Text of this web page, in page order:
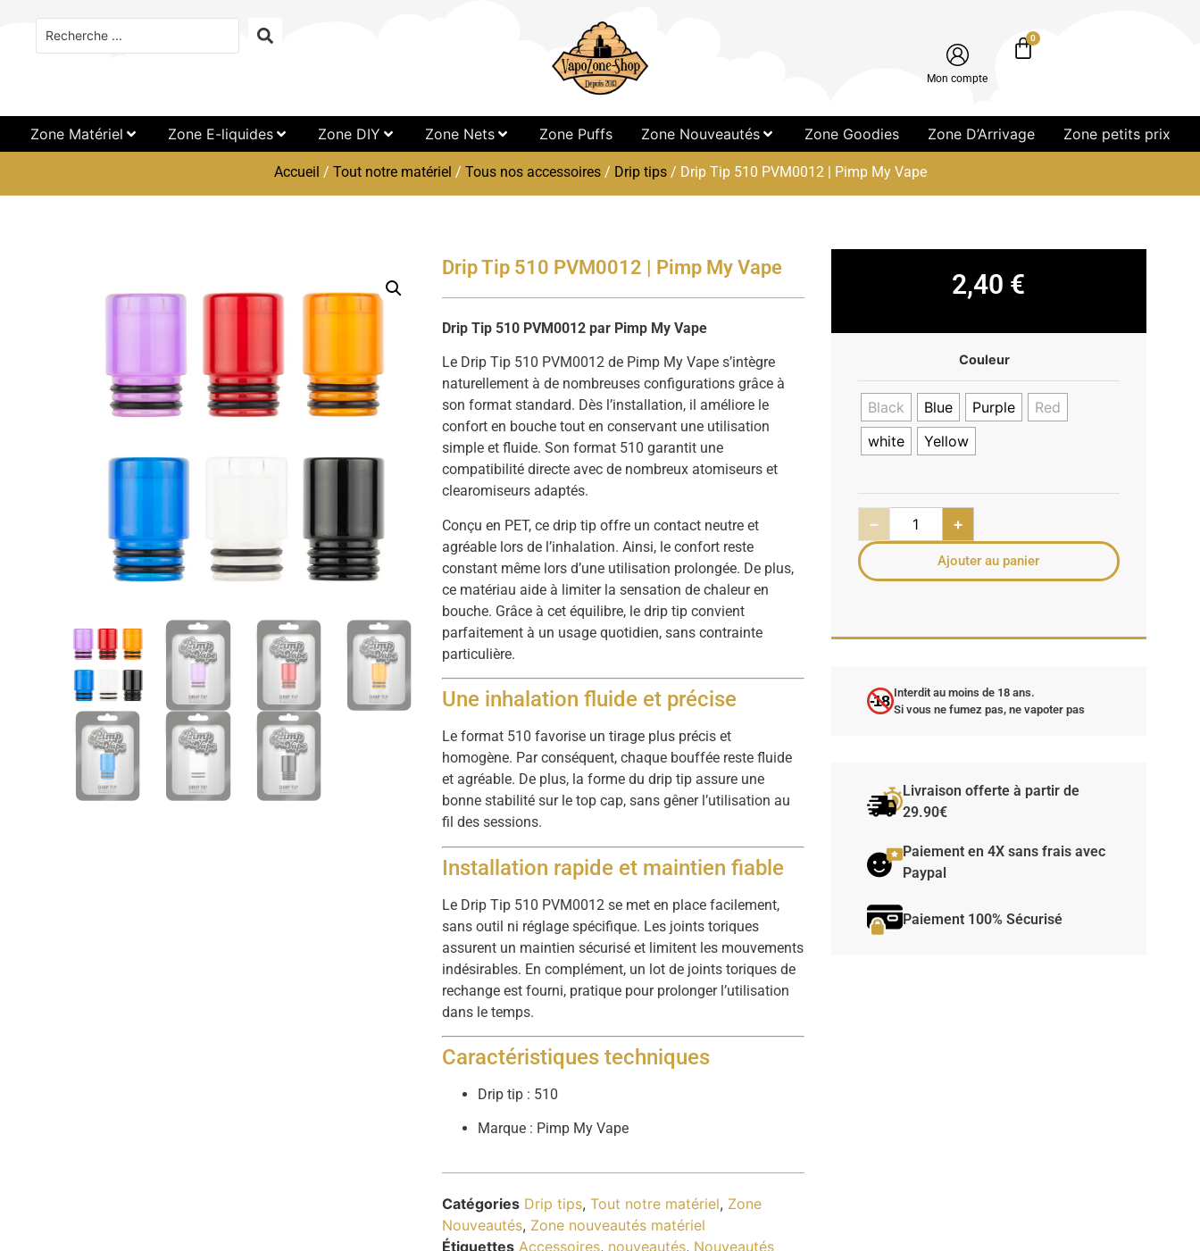
Mon compte
0
Zone Matériel Zone E-liquides Zone DIY Zone Nets Zone Puffs Zone Nouveautés Zone Goodies Zone D’Arrivage Zone petits prix
Accueil / Tout notre matériel / Tous nos accessoires/ Drip tips/ Drip Tip 510 PVM0012 | Pimp My Vape
Drip Tip 510 PVM0012 | Pimp My Vape
Drip Tip 510 PVM0012 par Pimp My Vape
Le Drip Tip 510 PVM0012 de Pimp My Vape s’intègre
naturellement à de nombreuses configurations grâce à
son format standard. Dès l’installation, il améliore le
confort en bouche tout en conservant une utilisation
simple et fluide. Son format 510 garantit une
compatibilité directe avec de nombreux atomiseurs et
clearomiseurs adaptés.
Conçu en PET, ce drip tip offre un contact neutre et
agréable lors de l’inhalation. Ainsi, le confort reste
constant même lors d’une utilisation prolongée. De plus,
ce matériau aide à limiter la sensation de chaleur en
bouche. Grâce à cet équilibre, le drip tip convient
parfaitement à un usage quotidien, sans contrainte
particulière.
Une inhalation fluide et précise
Le format 510 favorise un tirage plus précis et
homogène. Par conséquent, chaque bouffée reste fluide
et agréable. De plus, la forme du drip tip assure une
bonne stabilité sur le top cap, sans gêner l’utilisation au
fil des sessions.
Installation rapide et maintien fiable
Le Drip Tip 510 PVM0012 se met en place facilement,
sans outil ni réglage spécifique. Les joints toriques
assurent un maintien sécurisé et limitent les mouvements
indésirables. En complément, un lot de joints toriques de
rechange est fourni, pratique pour prolonger l’utilisation
dans le temps.
Caractéristiques techniques
Drip tip : 510
Marque : Pimp My Vape
Catégories Drip tips,Tout notre matériel, Zone
Nouveautés, Zone nouveautés matériel
Étiquettes Accessoires, nouveautés, Nouveautés
2,40 €
Couleur
Black Blue Purple
Red
white
Yellow
− +
Ajouter au panier
-18 Interdit au moins de 18 ans.
Si vous ne fumez pas, ne vapoter pas
Livraison offerte à partir de
29.90€
Paiement en 4X sans frais avec
Paypal
Paiement 100% Sécurisé